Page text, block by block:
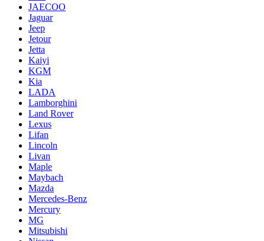
JAECOO
Jaguar
Jeep
Jetour
Jetta
Kaiyi
KGM
Kia
LADA
Lamborghini
Land Rover
Lexus
Lifan
Lincoln
Livan
Maple
Maybach
Mazda
Mercedes-Benz
Mercury
MG
Mitsubishi